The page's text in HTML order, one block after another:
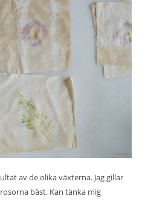
av de olika växterna. Jag gillar
bäst. Kan tänka mig